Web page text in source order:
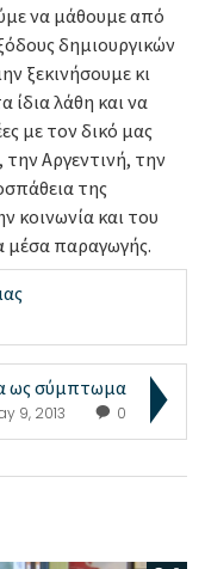
να μάθουμε από
δημιουργικών
ξεκινήσουμε κι
ίδια λάθη και να
με τον δικό μας
Αργεντινή, την
της
κοινωνία και του
μέσα παραγωγής.
ως σύμπτωμα
9, 2013 0